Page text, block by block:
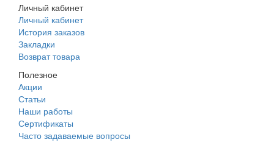
Личный кабинет
Личный кабинет
История заказов
Закладки
Возврат товара
Полезное
Акции
Статьи
Наши работы
Сертификаты
Часто задаваемые вопросы